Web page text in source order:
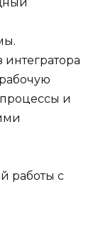
и
работы с